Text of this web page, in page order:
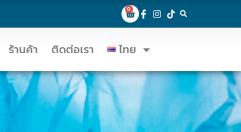
0
ร้านค้า ติดต่อเรา ไทย